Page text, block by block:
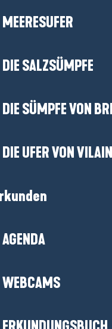
MEERESUFER
DIE SALZSÜMPFE
DIE SÜMPFE VON
DIE UFER VON
AGENDA
WEBCAMS
Ansatz einsetzt